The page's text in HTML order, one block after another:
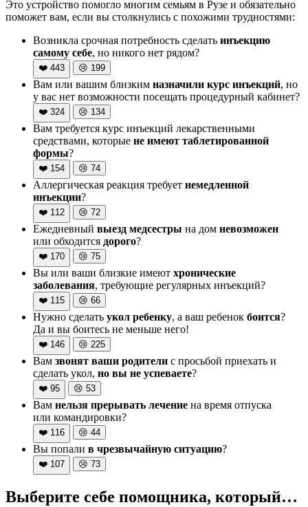
Это устройство помогло многим семьям в Рузе и обязательно
поможет вам, если вы столкнулись с похожими трудностями:
Возникла срочная потребность сделать инъекцию
самому себе, но никого нет рядом?
❤️ 443 😢 199
Вам или вашим близким назначили курс инъекций, но
у вас нет возможности посещать процедурный кабинет?
❤️ 324 😢 134
Вам требуется курс инъекций лекарственными
средствами, которые не имеют таблетированной
формы?
❤️ 154 😢 74
Аллергическая реакция требует немедленной
инъекции?
❤️ 112 😢 72
Ежедневный выезд медсестры на дом невозможен
или обходится дорого?
❤️ 170 😢 75
Вы или ваши близкие имеют хронические
заболевания, требующие регулярных инъекций?
❤️ 115 😢 66
Нужно сделать укол ребенку, а ваш ребенок боится?
Да и вы боитесь не меньше него!
❤️ 146 😢 225
Вам звонят ваши родители с просьбой приехать и
сделать укол, но вы не успеваете?
❤️ 95 😢 53
Вам нельзя прерывать лечение на время отпуска
или командировки?
❤️ 116 😢 44
Вы попали в чрезвычайную ситуацию?
❤️ 107 😢 73
Выберите себе помощника, который…